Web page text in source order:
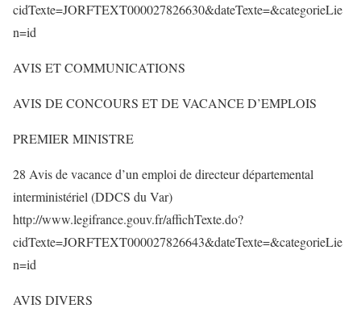
cidTexte=JORFTEXT000027826630&dateTexte=&categorieLie
n=id
AVIS ET COMMUNICATIONS
AVIS DE CONCOURS ET DE VACANCE D’EMPLOIS
PREMIER MINISTRE
28 Avis de vacance d’un emploi de directeur départemental
interministériel (DDCS du Var)
http://www.legifrance.gouv.fr/affichTexte.do?
cidTexte=JORFTEXT000027826643&dateTexte=&categorieLie
n=id
AVIS DIVERS